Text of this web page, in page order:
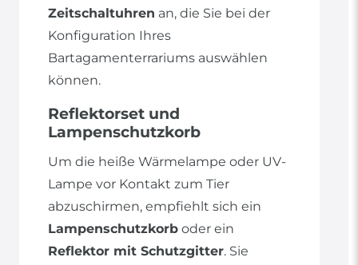
Zeitschaltuhren an, die Sie bei der
Konfiguration Ihres
Bartagamenterrariums auswählen
können.
Reflektorset und
Lampenschutzkorb
Um die heiße Wärmelampe oder UV-
Lampe vor Kontakt zum Tier
abzuschirmen, empfiehlt sich ein
Lampenschutzkorb oder ein
Reflektor mit Schutzgitter. Sie